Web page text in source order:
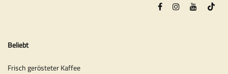
Beliebt
Frisch gerösteter Kaffee